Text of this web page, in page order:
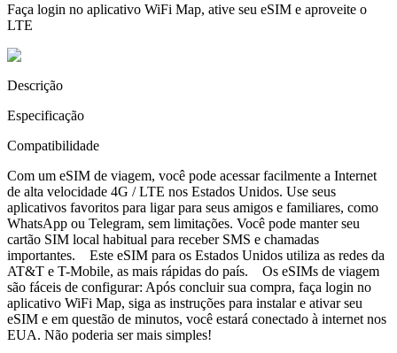
Faça login no aplicativo WiFi Map, ative seu eSIM e aproveite o
LTE
Descrição
Especificação
Compatibilidade
Com um eSIM de viagem, você pode acessar facilmente a Internet
de alta velocidade 4G / LTE nos Estados Unidos. Use seus
aplicativos favoritos para ligar para seus amigos e familiares, como
WhatsApp ou Telegram, sem limitações. Você pode manter seu
cartão SIM local habitual para receber SMS e chamadas
importantes. Este eSIM para os Estados Unidos utiliza as redes da
AT&T e T-Mobile, as mais rápidas do país. Os eSIMs de viagem
são fáceis de configurar: Após concluir sua compra, faça login no
aplicativo WiFi Map, siga as instruções para instalar e ativar seu
eSIM e em questão de minutos, você estará conectado à internet nos
EUA. Não poderia ser mais simples!